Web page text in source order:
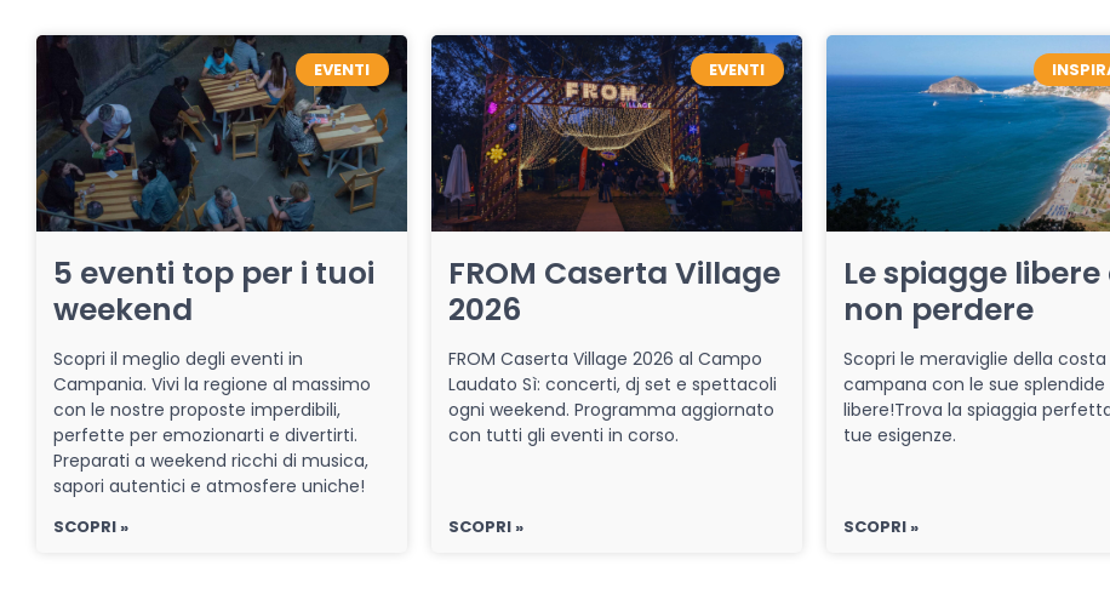
EVENTI
5 eventi top per i tuoi
weekend
Scopri il meglio degli eventi in
Campania. Vivi la regione al massimo
con le nostre proposte imperdibili,
perfette per emozionarti e divertirti.
Preparati a weekend ricchi di musica,
sapori autentici e atmosfere uniche!
SCOPRI »
EVENTI
FROM Caserta Village
2026
FROM Caserta Village 2026 al Campo
Laudato Sì: concerti, dj set e spettacoli
ogni weekend. Programma aggiornato
con tutti gli eventi in corso.
SCOPRI »
Le spiagge libere
non perdere
Scopri le meraviglie della costa
campana con le sue splendide
libere!Trova la spiaggia
tue esigenze.
SCOPRI »